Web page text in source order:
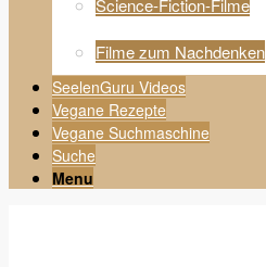
Science-Fiction-Filme
Filme zum Nachdenken
SeelenGuru Videos
Vegane Rezepte
Vegane Suchmaschine
Suche
Menu